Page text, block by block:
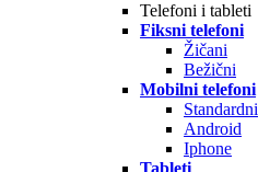
Telefoni i tableti
Fiksni telefoni
Žičani
Bežični
Mobilni telefoni
Standardni
Android
Iphone
Tableti